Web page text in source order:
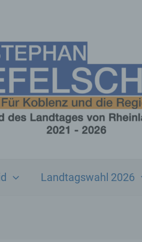
Landtagswahl 2026